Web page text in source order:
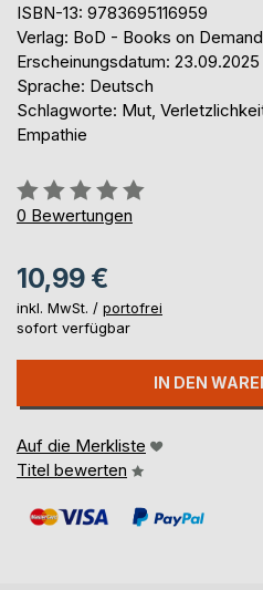
ISBN-13: 9783695116959
Verlag: BoD - Books on Demand
Erscheinungsdatum: 23.09.2025
Sprache: Deutsch
Schlagworte: Mut,
Empathie
Bewertung::
0%
0 Bewertungen
10,99 €
inkl. MwSt. / portofrei
sofort verfügbar
IN DEN
Auf die Merkliste
Titel bewerten